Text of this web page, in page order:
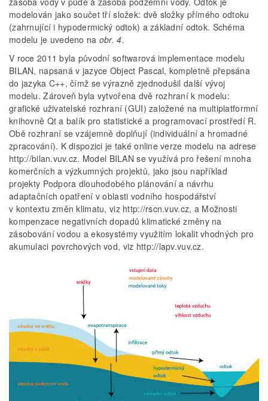
modelován jako součet tří složek: dvě složky přímého odtoku
(zahrnující i hypodermický odtok) a základní odtok. Schéma
modelu je uvedeno na obr. 4.
V roce 2011 byla původní softwarová implementace modelu
BILAN, napsaná v jazyce Object Pascal, kompletně přepsána
do jazyka C++, čímž se výrazně zjednodušil další vývoj
modelu. Zároveň byla vytvořena dvě rozhraní k modelu:
grafické uživatelské rozhraní (GUI) založené na multiplatformní
knihovně Qt a balík pro statistické a programovací prostředí R.
Obě rozhraní se vzájemně doplňují (individuální a hromadné
zpracování). K dispozici je také online verze modelu na adrese
http://bilan.vuv.cz. Model BILAN se využívá pro řešení mnoha
komerčních a výzkumných projektů, jako jsou například
projekty Podpora dlouhodobého plánování a návrhu
adaptačních opatření v oblasti vodního hospodářství
v kontextu změn klimatu, viz http://rscn.vuv.cz, a Možnosti
kompenzace negativních dopadů klimatické změny na
zásobování vodou a ekosystémy využitím lokalit vhodných pro
akumulaci povrchových vod, viz http://lapv.vuv.cz.